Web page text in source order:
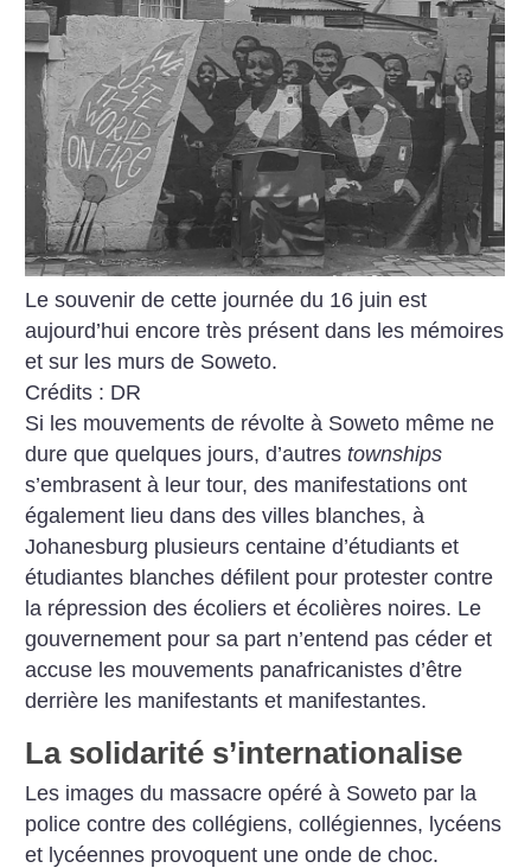
Le souvenir de cette journée du 16 juin est
aujourd’hui encore très présent dans les mémoires
et sur les murs de Soweto.
Crédits : DR
Si les mouvements de révolte à Soweto même ne
dure que quelques jours, d’autrestown­ships
s’embrasent à leur tour, des manifestations ont
également lieu dans des villes blanches, à
Johanesburg plusieurs centaine d’étudiants et
étudiantes blanches défilent pour protester contre
la répression des écoliers et écolières noires. Le
gouvernement pour sa part n’entend pas céder et
accuse les mouvements panafricanistes d’être
derrière les manifestants et manifestantes.
La solidarité s’internationalise
Les images du massacre opéré à Soweto par la
police contre des collégiens, collégiennes, lycéens
et lycéennes provoquent une onde de choc.